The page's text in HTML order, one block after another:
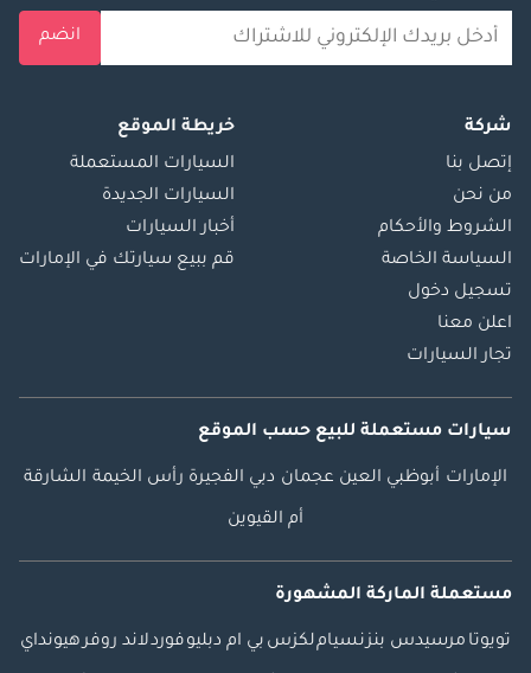
انضم
شركة
إتصل بنا
من نحن
الشروط والأحكام
السياسة الخاصة
تسجيل دخول
اعلن معنا
تجار السيارات
خريطة الموقع
السيارات المستعملة
السيارات الجديدة
أخبار السيارات
قم ببيع سيارتك في الإمارات
سيارات مستعملة للبيع حسب الموقع
الإمارات أبوظبي العين عجمان دبي الفجيرة رأس الخيمة الشارقة
أم القيوين
مستعملة الماركة المشهورة
تويوتا مرسيدس بنزنسياملكزس بي ام دبليوفوردلاند روفرهيونداي